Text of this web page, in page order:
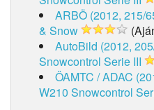
ARBÖ (2012, 215/
& Snow
AutoBild (2012,
Snowcontrol Serie III
ÖAMTC / ADAC
W210 Snowcontrol